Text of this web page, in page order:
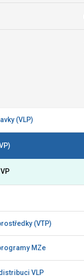
(VLP)
(VTP)
MZe
VLP